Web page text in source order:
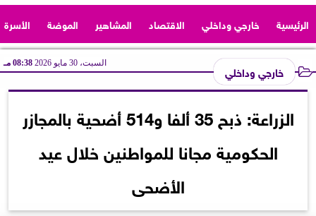
الرئيسية خارجي وداخلي الاقتصاد المشاهير الموضة الأسرة
خارجي وداخلي السبت، 30 مايو 2026 08:38 مـ
الزراعة: ذبح 35 ألفا و514 أضحية بالمجازر
الحكومية مجانا للمواطنين خلال عيد
الأضحى